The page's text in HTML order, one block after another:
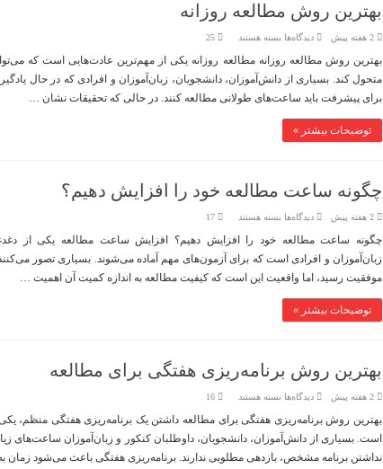
بهترین روش مطالعه روزانه
2 هفته پیش دیدگاه‌ها برای
روش
مطالعه
روزانه
بسته هستند 25
بهترین روش مطالعه روزانه مطالعه روزانه یکی از مهم‌ترین عادت‌هایی است که
متحول کند. بسیاری از دانش‌آموزان، دانشجویان، زبان‌آموزان و افرادی که در حال
برای پیشرفت باید ساعت‌های طولانی مطالعه کنند. در حالی که تحقیقات نشان …
توضیحات بیشتر »
چگونه ساعت مطالعه خود را افزایش دهیم؟
2 هفته پیش دیدگاه‌ها برای
ساعت
مطالعه
خود
افزایش
بسته هستند 17
چگونه ساعت مطالعه خود را افزایش دهیم؟ افزایش ساعت مطالعه یکی از
زبان‌آموزان و افرادی است که برای آزمون‌های مهم آماده می‌شوند. بسیاری تصور
موفقیت رسید، اما واقعیت این است که کیفیت مطالعه به اندازه کمیت آن اهمیت …
توضیحات بیشتر »
بهترین روش برنامه‌ریزی هفتگی برای مطالعه
2 هفته پیش دیدگاه‌ها برای
روش
برنامه‌ریزی
هفتگی
مطالعه
بسته هستند 16
بهترین روش برنامه‌ریزی هفتگی برای مطالعه داشتن یک برنامه‌ریزی هفتگی منظم،
است. بسیاری از دانش‌آموزان، دانشجویان، داوطلبان کنکور و زبان‌آموزان ساعت‌های
نداشتن برنامه مشخص، بازدهی مطلوبی ندارند. برنامه‌ریزی هفتگی باعث می‌شود